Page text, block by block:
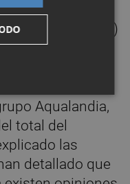
de
(TSJCV)
socios de
Aqualandia,
total del
las
detallado que